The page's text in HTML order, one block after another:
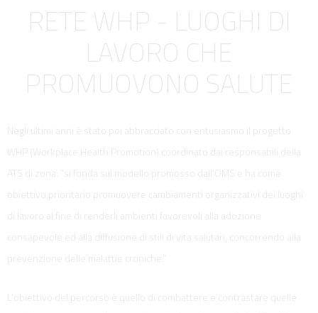
RETE WHP - LUOGHI DI
LAVORO CHE
PROMUOVONO SALUTE
Negli ultimi anni è stato poi abbracciato con entusiasmo il progetto
WHP (Workplace Health Promotion) coordinato dai responsabili della
ATS di zona: “si fonda sul modello promosso dall’OMS e ha come
obiettivo prioritario promuovere cambiamenti organizzativi dei luoghi
di lavoro al fine di renderli ambienti favorevoli alla adozione
consapevole ed alla diffusione di stili di vita salutari, concorrendo alla
prevenzione delle malattie croniche.”
L’obiettivo del percorso è quello di combattere e contrastare quelle